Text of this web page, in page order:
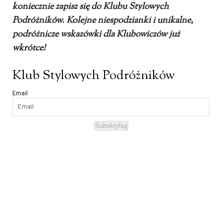
koniecznie zapisz się do Klubu Stylowych
Podróżników. Kolejne niespodzianki i unikalne,
podróżnicze wskazówki dla Klubowiczów już
wkrótce!
Klub Stylowych Podróżników
Email
Subskrybuj